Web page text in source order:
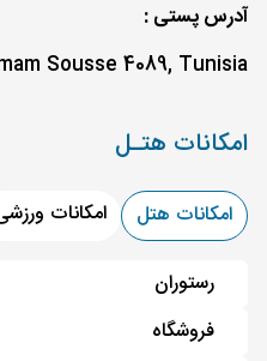
آدرس پستی :
Sousse 4089, Tunisia
امکانات هتـل
امکانات هتل امکانات
رستوران
فروشگاه